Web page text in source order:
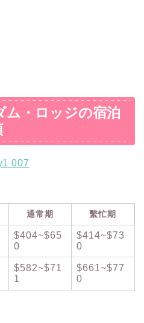
ム・ロッジの宿泊
通常期 繫忙期
$404~$65
0
$414~$73
0
$582~$71
1
$661~$77
0